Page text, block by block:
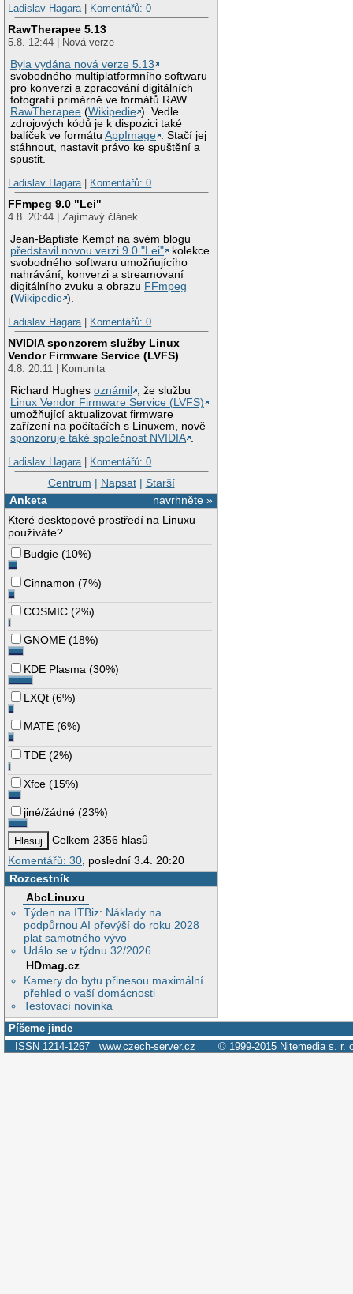
Ladislav Hagara| Komentářů: 0
RawTherapee 5.13
5.8. 12:44 | Nová verze
Byla vydána nová verze 5.13
svobodného multiplatformního softwaru
pro konverzi a zpracování digitálních
fotografií primárně ve formátů RAW
RawTherapee (Wikipedie ). Vedle
zdrojových kódů je k dispozici také
balíček ve formátuAppImage . Stačí jej
stáhnout, nastavit právo ke spuštění a
spustit.
Ladislav Hagara| Komentářů: 0
FFmpeg 9.0 "Lei"
4.8. 20:44 | Zajímavý článek
Jean-Baptiste Kempf na svém blogu
představil novou verzi 9.0 "Lei"
kolekce
svobodného softwaru umožňujícího
nahrávání, konverzi a streamovaní
digitálního zvuku a obrazu FFmpeg
(Wikipedie ).
Ladislav Hagara| Komentářů: 0
NVIDIA sponzorem služby Linux
Vendor Firmware Service (LVFS)
4.8. 20:11 | Komunita
Richard Hughesoznámil
, že službu
Linux Vendor Firmware Service (LVFS)
umožňující aktualizovat firmware
zařízení na počítačích s Linuxem, nově
sponzoruje také společnost NVIDIA .
Ladislav Hagara| Komentářů: 0
Centrum | Napsat| Starší
navrhněte »
Anketa
Které desktopové prostředí na Linuxu
používáte?
Budgie (10%)
Cinnamon (7%)
COSMIC (2%)
GNOME (18%)
KDE Plasma (30%)
LXQt (6%)
MATE (6%)
TDE (2%)
Xfce (15%)
jiné/žádné (23%)
Celkem 2356 hlasů
Komentářů: 30 , poslední 3.4. 20:20
Rozcestník
AbcLinuxu
Týden na ITBiz: Náklady na
podpůrnou AI převýší do roku 2028
plat samotného vývo
Událo se v týdnu 32/2026
HDmag.cz
Kamery do bytu přinesou maximální
přehled o vaší domácnosti
Testovací novinka
Píšeme jinde
ISSN 1214-1267 www.czech-server.cz © 1999-2015 Nitemedia s. r.